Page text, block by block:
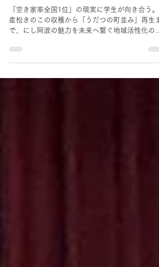
ら「うだつの町並み」再生まで、
し阿波の魅力を未来へ繋ぐ地域活
化のレポート。【第3回ウマバ
SDGsアカデミー活動報告】
「空き家率全国1位」の現実に学生が向き合う。